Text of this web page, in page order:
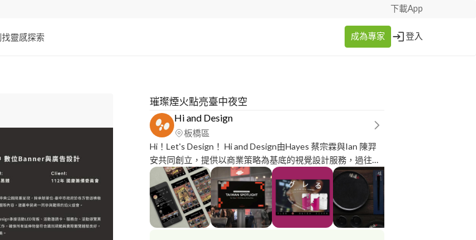
下載App
找靈感探索 成為專家 登入
璀璨煙火點亮臺中夜空
Hi and Design
板橋區
Hi！Let's Design！ Hi and Design由Hayes 蔡宗霖與Ian 陳羿
安共同創立，提供以商業策略為基底的視覺設計服務，過往合
作客戶有文化內容策進院、國慶籌備委員會等政府機構，累積
多年行銷與設計經驗，以專業角度打造商業需求與觀看體驗兼
具的設計作品。 Hi and Design作品集：
https://reurl.cc/3Xbdg0